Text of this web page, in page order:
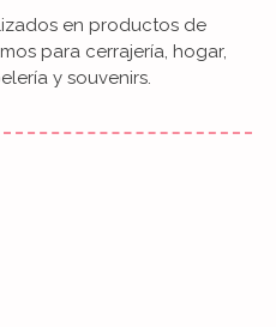
en productos de
para cerrajería, hogar,
y souvenirs.